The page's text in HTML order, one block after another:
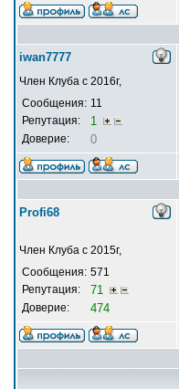
iwan7777
Член Клуба с 2016г,
Сообщения: 11
Репутация:
1
Доверие: 0
Profi68
Член Клуба с 2015г,
Сообщения: 571
Репутация:
71
Доверие: 474